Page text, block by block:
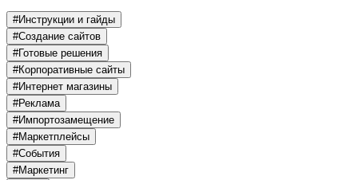
#Инструкции и гайды
#Создание сайтов
#Готовые решения
#Корпоративные сайты
#Интернет магазины
#Реклама
#Импортозамещение
#Маркетплейсы
#События
#Маркетинг